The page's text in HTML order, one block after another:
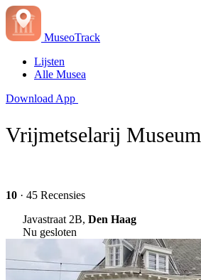
MuseoTrack
Lijsten
Alle Musea
Download App
Vrijmetselarij Museum
10 · 45 Recensies
Javastraat 2B, Den Haag
Nu gesloten